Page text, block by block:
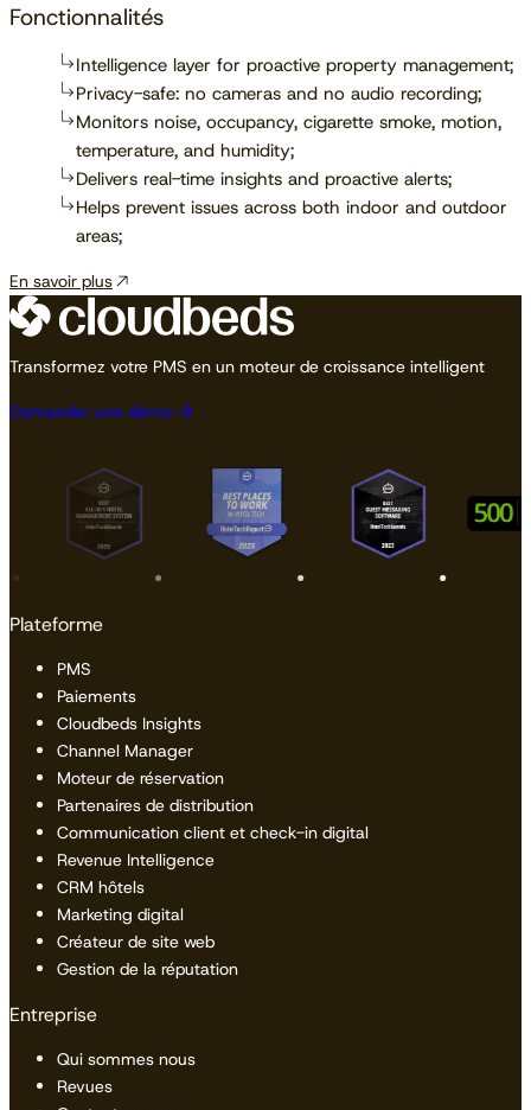
Fonctionnalités
Intelligence layer for proactive property management;
Privacy-safe: no cameras and no audio recording;
Monitors noise, occupancy, cigarette smoke, motion,
temperature, and humidity;
Delivers real-time insights and proactive alerts;
Helps prevent issues across both indoor and outdoor
areas;
En savoir plus
Transformez votre PMS en un moteur de croissance intelligent
Demander une démo
Plateforme
PMS
Paiements
Cloudbeds Insights
Channel Manager
Moteur de réservation
Partenaires de distribution
Communication client et check-in digital
Revenue Intelligence
CRM hôtels
Marketing digital
Créateur de site web
Gestion de la réputation
Entreprise
Qui sommes nous
Revues